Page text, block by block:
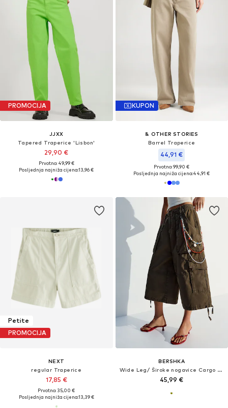
PROMOCIJA
JJXX
Tapered Traperice 'Lisbon'
29,90 €
Prvotno: 49,99 €
Posljednja najniža cijena:13,96 €
KUPON
& OTHER STORIES
Barrel Traperice
44,91 €
Prvotno: 99,90 €
Posljednja najniža cijena:44,91 €
Petite
PROMOCIJA
NEXT
regular Traperice
17,85 €
Prvotno: 35,00 €
Posljednja najniža cijena:13,39 €
BERSHKA
Wide Leg/ Široke nogavice Cargo traperice
45,99 €